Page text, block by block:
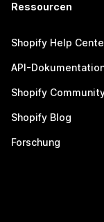
Ressourcen
Shopify Help
API-
Shopify
Shopify Blog
Forschung